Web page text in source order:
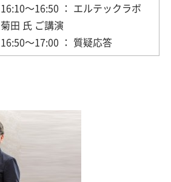
16:10～16:50 ： エルテックラボ
菊田 氏 ご講演
16:50～17:00 ： 質疑応答